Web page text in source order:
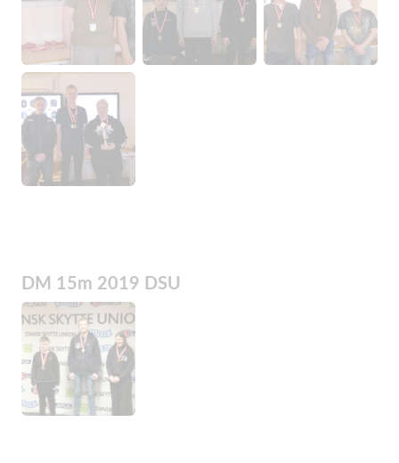
DM 15m 2019 DSU